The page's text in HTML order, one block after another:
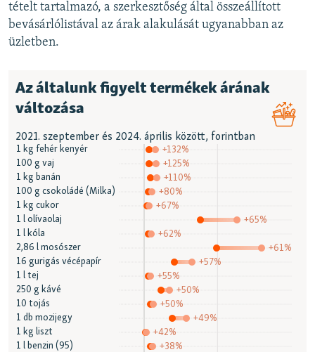
tételt tartalmazó, a szerkesztőség által összeállított
bevásárlólistával az árak alakulását ugyanabban az
üzletben.